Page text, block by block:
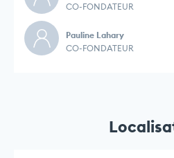
CO-FONDATEUR
Pauline Lahary
CO-FONDATEUR